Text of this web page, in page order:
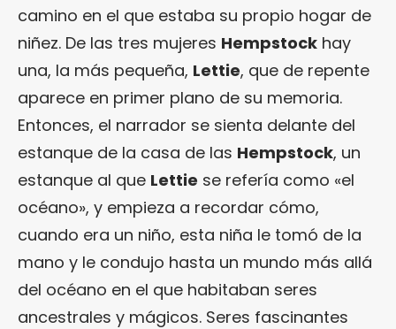
camino en el que estaba su propio hogar de
niñez. De las tres mujeres Hempstock hay
una, la más pequeña, Lettie, que de repente
aparece en primer plano de su memoria.
Entonces, el narrador se sienta delante del
estanque de la casa de las Hempstock, un
estanque al que Lettie se refería como «el
océano», y empieza a recordar cómo,
cuando era un niño, esta niña le tomó de la
mano y le condujo hasta un mundo más allá
del océano en el que habitaban seres
ancestrales y mágicos. Seres fascinantes